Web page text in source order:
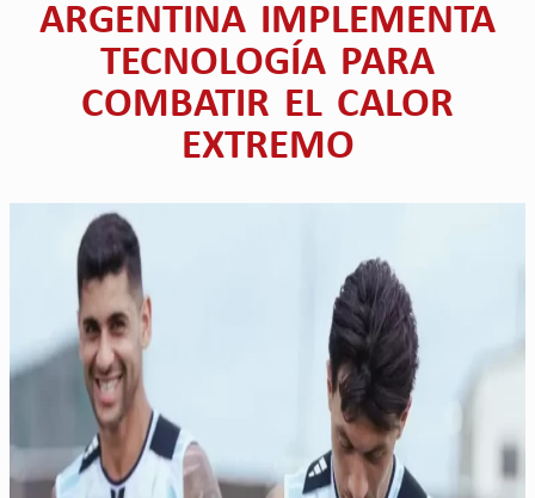
ARGENTINA IMPLEMENTA
TECNOLOGÍA PARA
COMBATIR EL CALOR
EXTREMO